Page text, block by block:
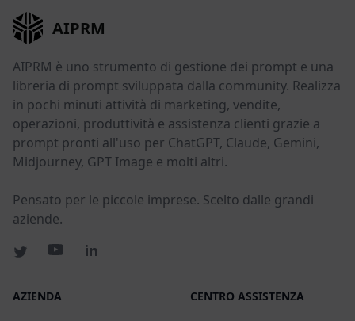
AIPRM
AIPRM è uno strumento di gestione dei prompt e una
libreria di prompt sviluppata dalla community. Realizza
in pochi minuti attività di marketing, vendite,
operazioni, produttività e assistenza clienti grazie a
prompt pronti all'uso per ChatGPT, Claude, Gemini,
Midjourney, GPT Image e molti altri.
Pensato per le piccole imprese. Scelto dalle grandi
aziende.
AZIENDA CENTRO ASSISTENZA